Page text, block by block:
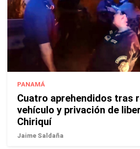
PANAMÁ
Cuatro aprehendidos tras
vehículo y privación de
Chiriquí
Jaime Saldaña